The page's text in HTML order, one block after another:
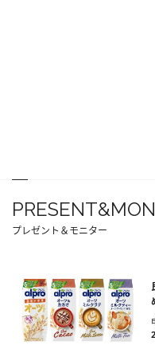
プレゼント＆モニター